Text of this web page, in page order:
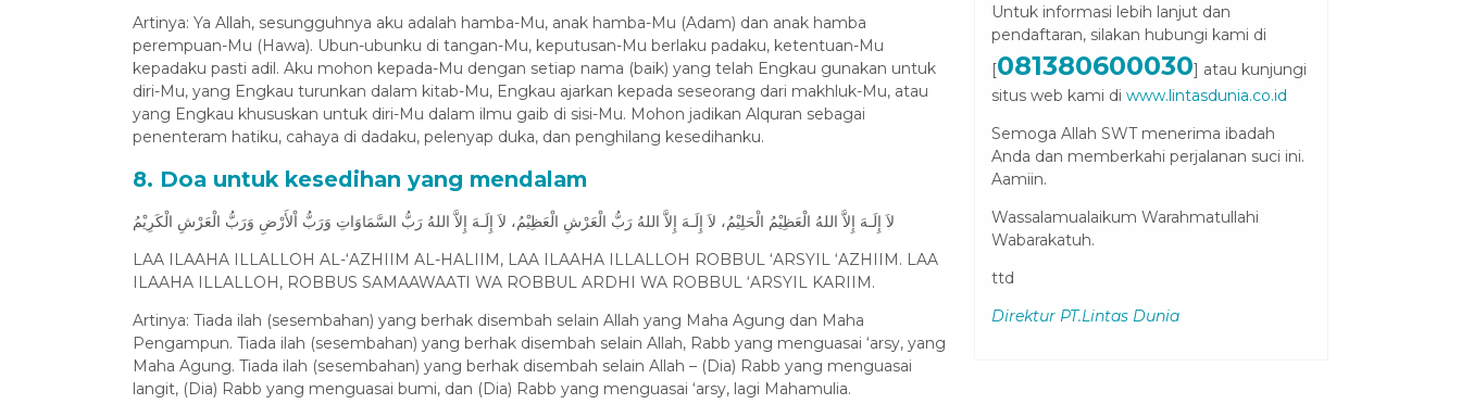
Artinya: Ya Allah, sesungguhnya aku adalah hamba-Mu, anak hamba-Mu (Adam) dan anak hamba
perempuan-Mu (Hawa). Ubun-ubunku di tangan-Mu, keputusan-Mu berlaku padaku, ketentuan-Mu
kepadaku pasti adil. Aku mohon kepada-Mu dengan setiap nama (baik) yang telah Engkau gunakan untuk
diri-Mu, yang Engkau turunkan dalam kitab-Mu, Engkau ajarkan kepada seseorang dari makhluk-Mu, atau
yang Engkau khususkan untuk diri-Mu dalam ilmu gaib di sisi-Mu. Mohon jadikan Alquran sebagai
penenteram hatiku, cahaya di dadaku, pelenyap duka, dan penghilang kesedihanku.
8. Doa untuk kesedihan yang mendalam
لاَ إِلَـهَ إِلاَّ اللهُ الْعَظِيْمُ الْحَلِيْمُ، لاَ إِلَـهَ إِلاَّ اللهُ رَبُّ الْعَرْشِ الْعَظِيْمُ، لاَ إِلَـهَ إِلاَّ اللهُ رَبُّ السَّمَاوَاتِ وَرَبُّ اْلأَرْضِ وَرَبُّ الْعَرْشِ الْكَرِيْمُ
LAA ILAAHA ILLALLOH AL-‘AZHIIM AL-HALIIM, LAA ILAAHA ILLALLOH ROBBUL ‘ARSYIL ‘AZHIIM. LAA
ILAAHA ILLALLOH, ROBBUS SAMAAWAATI WA ROBBUL ARDHI WA ROBBUL ‘ARSYIL KARIIM.
Artinya: Tiada ilah (sesembahan) yang berhak disembah selain Allah yang Maha Agung dan Maha
Pengampun. Tiada ilah (sesembahan) yang berhak disembah selain Allah, Rabb yang menguasai ‘arsy, yang
Maha Agung. Tiada ilah (sesembahan) yang berhak disembah selain Allah – (Dia) Rabb yang menguasai
langit, (Dia) Rabb yang menguasai bumi, dan (Dia) Rabb yang menguasai ‘arsy, lagi Mahamulia.
Untuk informasi lebih lanjut dan
pendaftaran, silakan hubungi kami di
[081380600030] atau kunjungi
situs web kami di www.lintasdunia.co.id
Semoga Allah SWT menerima ibadah
Anda dan memberkahi perjalanan suci ini.
Aamiin.
Wassalamualaikum Warahmatullahi
Wabarakatuh.
ttd
Direktur PT.Lintas Dunia